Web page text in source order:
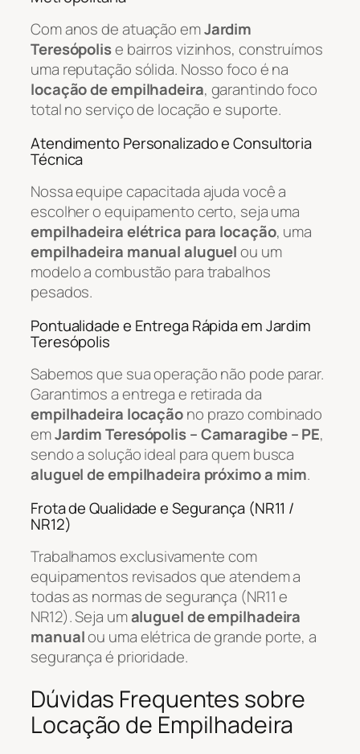
Com anos de atuação emJardim
Teresópolise bairros vizinhos, construímos
uma reputação sólida. Nosso foco é na
locação de empilhadeira, garantindo foco
total no serviço de locação e suporte.
Atendimento Personalizado e Consultoria
Técnica
Nossa equipe capacitada ajuda você a
escolher o equipamento certo, seja uma
empilhadeira elétrica para locação, uma
empilhadeira manual aluguelou um
modelo a combustão para trabalhos
pesados.
Pontualidade e Entrega Rápida em Jardim
Teresópolis
Sabemos que sua operação não pode parar.
Garantimos a entrega e retirada da
empilhadeira locaçãono prazo combinado
emJardim Teresópolis – Camaragibe – PE,
sendo a solução ideal para quem busca
aluguel de empilhadeira próximo a mim.
Frota de Qualidade e Segurança (NR11 /
NR12)
Trabalhamos exclusivamente com
equipamentos revisados que atendem a
todas as normas de segurança (NR11 e
NR12). Seja umaluguel de empilhadeira
manualou uma elétrica de grande porte, a
segurança é prioridade.
Dúvidas Frequentes sobre
Locação de Empilhadeira